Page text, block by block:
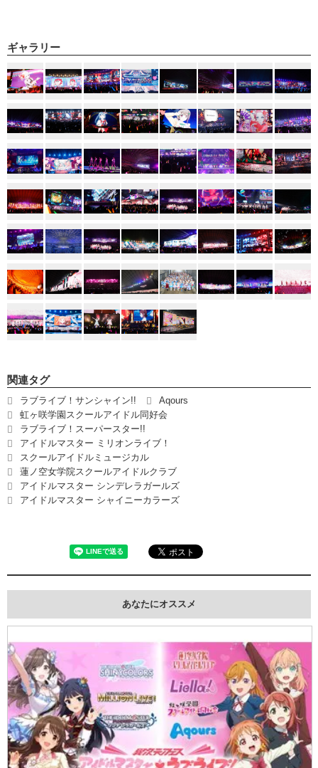
ギャラリー
関連タグ
ラブライブ！サンシャイン!!
Aqours
虹ヶ咲学園スクールアイドル同好会
ラブライブ！スーパースター!!
アイドルマスター ミリオンライブ！
スクールアイドルミュージカル
蓮ノ空女学院スクールアイドルクラブ
アイドルマスター シンデレラガールズ
アイドルマスター シャイニーカラーズ
あなたにオススメ